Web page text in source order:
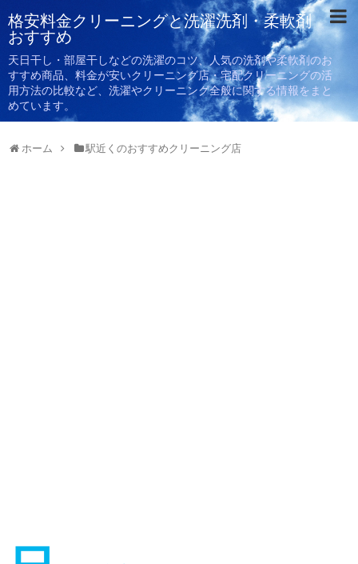
格安料金クリーニングと洗濯洗剤・柔軟剤
おすすめ
天日干し・部屋干しなどの洗濯のコツ、人気の洗剤や柔軟剤のお
すすめ商品、料金が安いクリーニング店・宅配クリーニングの活
用方法の比較など、洗濯やクリーニング全般に関する情報をまと
めています。
ホーム 駅近くのおすすめクリーニング店